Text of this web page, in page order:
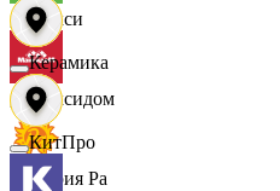
Макси
Максидом
Мария Ра
Керамика
КитПро